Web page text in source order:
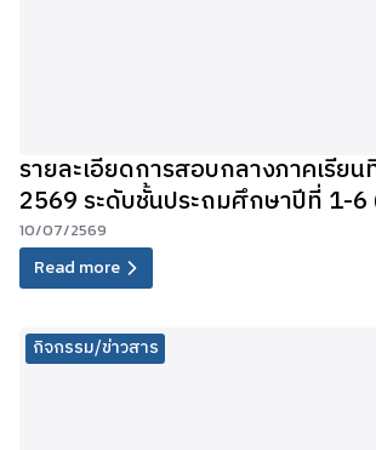
รายละเอียดการสอบกลางภาคเรีย
2569 ระดับชั้นประถมศึกษาปีที่ 1-6
10/07/2569
Read more
กิจกรรม/ข่าวสาร